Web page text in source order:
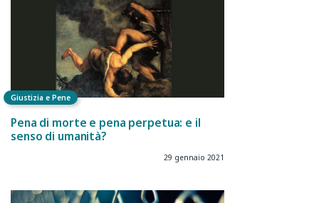
Giustizia e Pene
Pena di morte e pena perpetua: e il
senso di umanità?
29 gennaio 2021